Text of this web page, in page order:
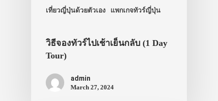
เที่ยวญี่ปุ่นด้วยตัวเอง แพกเกจทัวร์ญี่ปุ่น
วิธีจองทัวร์ไปเช้าเย็นกลับ (1 Day
Tour)
admin
March 27, 2024